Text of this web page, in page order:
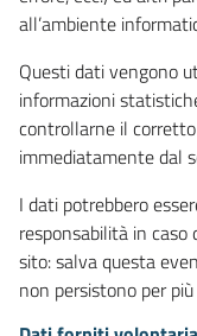
all’ambiente
Questi dati vengono
informazioni
controllarne il
immediatamente dal
I dati potrebbero
responsabilità in
sito: salva questa
non persistono per